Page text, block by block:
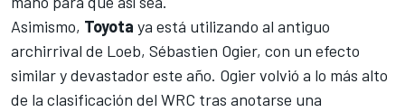
Asimismo, Toyota ya está utilizando al antiguo
archirrival de Loeb, Sébastien Ogier, con un efecto
similar y devastador este año. Ogier volvió a lo más alto
de la clasificación del WRC tras anotarse una